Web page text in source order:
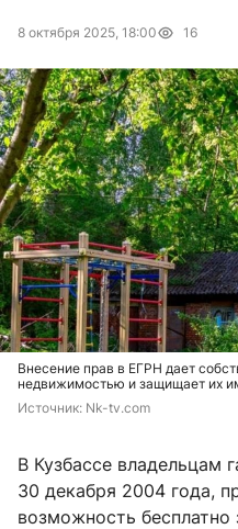
8 октября 2025, 18:00 16
Внесение прав в ЕГРН дает
недвижимостью и защищает их
Источник: Nk-tv.com
В Кузбассе владельцам
30 декабря 2004 года,
возможность